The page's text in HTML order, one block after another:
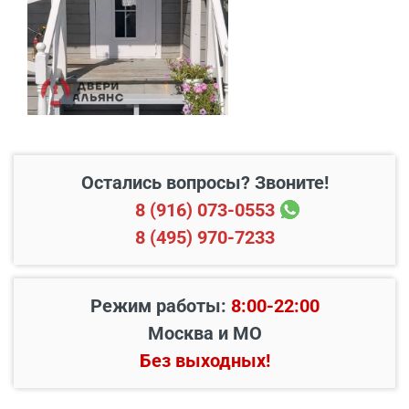
радиусе 20 км от него
Бесплатно*
Свыше 20 км от МКАД 45 руб./км
Подъем до квартиры 200 руб./этаж
Остались вопросы? Звоните!
8 (916) 073-0553
8 (495) 970-7233
Режим работы: 8:00-22:00
Москва и МО
Без выходных!